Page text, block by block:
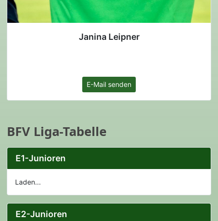
Janina Leipner
E-Mail senden
BFV Liga-Tabelle
E1-Junioren
Laden...
E2-Junioren